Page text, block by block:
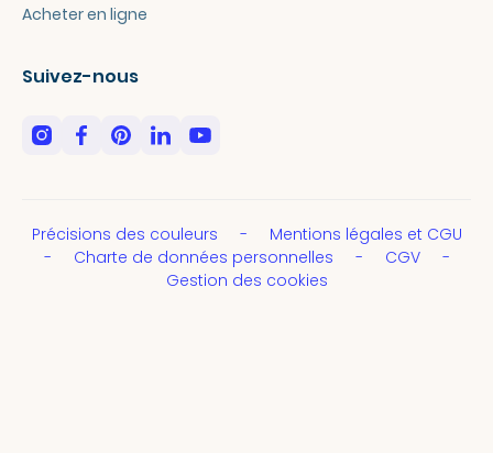
Acheter en ligne
Suivez-nous
Précisions des couleurs
Mentions légales et CGU
Charte de données personnelles
CGV
Gestion des cookies